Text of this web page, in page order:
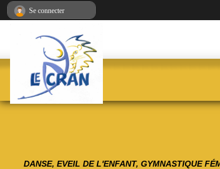
DANSE, EVEIL DE L'ENFANT, GYMNASTIQUE
Se connecter
Panneau de gestion des cookies